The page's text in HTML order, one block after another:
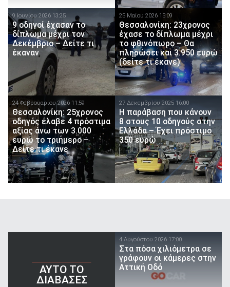
9 Ιουνίου 2026 13:25
9 οδηγοί έχασαν το
δίπλωμα μέχρι τον
Δεκέμβριο – Δείτε τι
έκαναν
25 Μαίου 2026 15:09
Θεσσαλονίκη: 23χρονος
έχασε το δίπλωμα μέχρι
το φθινόπωρο – Θα
πληρώσει και 3.950 ευρώ
(δείτε τι έκανε)
24 Φεβρουαρίου 2026 11:59
Θεσσαλονίκη: 25χρονος
οδηγός έλαβε 4 πρόστιμα
αξίας άνω των 3.000
ευρώ το τριήμερο –
Δείτε τι έκανε
27 Δεκεμβρίου 2025 16:00
Η παράβαση που κάνουν
8 στους 10 οδηγούς στην
Ελλάδα – Έχει πρόστιμο
350 ευρώ
AYTO TO
ΔΙΑΒΑΣΕΣ
4 Αυγούστου 2026 17:00
Στα πόσα χιλιόμετρα σε
γράφουν οι κάμερες στην
Αττική Οδό